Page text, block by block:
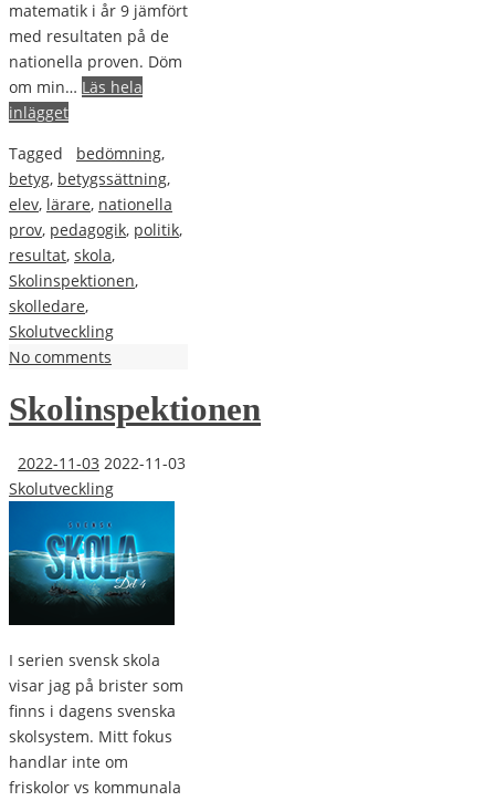
matematik i år 9 jämfört
med resultaten på de
nationella proven. Döm
om min… Läs hela
inlägget
Tagged
bedömning,
betyg, betygssättning,
elev, lärare, nationella
prov, pedagogik, politik,
resultat, skola,
Skolinspektionen,
skolledare,
Skolutveckling
No comments
Skolinspektionen
2022-11-03 2022-11-03
Skolutveckling
I serien svensk skola
visar jag på brister som
finns i dagens svenska
skolsystem. Mitt fokus
handlar inte om
friskolor vs kommunala